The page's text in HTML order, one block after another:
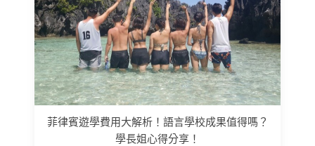
菲律賓遊學費用大解析！語言學校成果值得嗎？
學長姐心得分享！